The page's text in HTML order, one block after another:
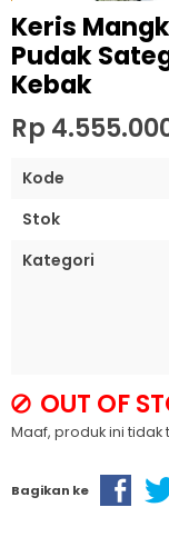
Keris
Pudak
Kebak
Rp
Kode
Stok
Kategori
OUT OF
Maaf, produk ini tidak
Bagikan ke